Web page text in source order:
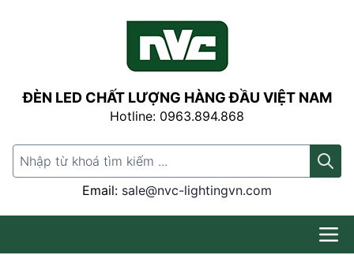
ĐÈN LED CHẤT LƯỢNG HÀNG ĐẦU VIỆT NAM
Hotline: 0963.894.868
Search for:
Email: sale@nvc-lightingvn.com